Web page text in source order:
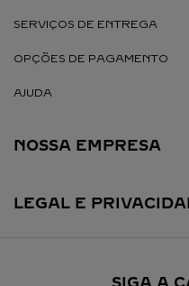
SERVIÇOS DE ENTREGA
OPÇÕES DE PAGAMENTO
AJUDA
NOSSA EMPRESA
LEGAL E